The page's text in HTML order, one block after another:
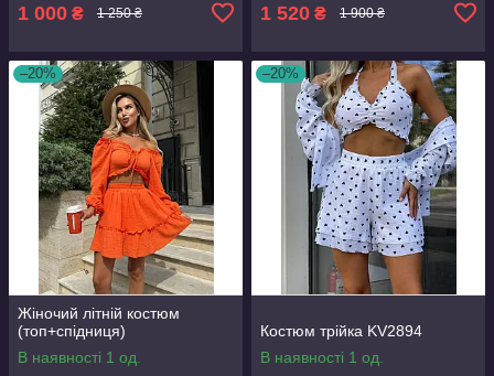
1 000 ₴ 1 250 ₴ 1 520 ₴ 1 900 ₴
–20%
Жіночий літній костюм
(топ+спідниця)
В наявності 1 од.
–20%
Костюм трійка KV2894
В наявності 1 од.